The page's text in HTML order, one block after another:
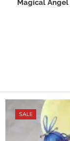
Magical Angel
SALE